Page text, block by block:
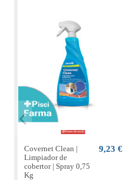
Fuera de stock
Covernet Clean |
Limpiador de
cobertor | Spray 0,75
Kg
9,23 €